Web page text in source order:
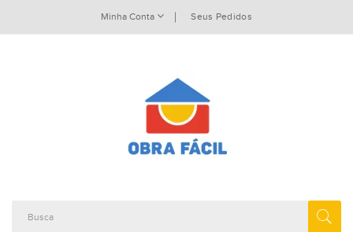
Minha Conta Seus Pedidos